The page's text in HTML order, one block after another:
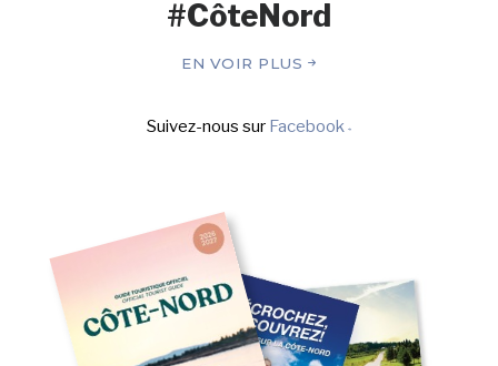
#CôteNord
EN VOIR PLUS
Suivez-nous sur Facebook